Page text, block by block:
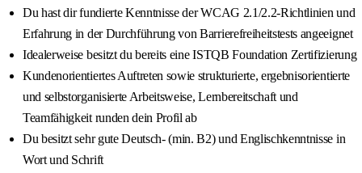
Du hast dir fundierte Kenntnisse der WCAG 2.1/2.2-Richtlinien und
Erfahrung in der Durchführung von Barrierefreiheitstests angeeignet
Idealerweise besitzt du bereits eine ISTQB Foundation Zertifizierung
Kundenorientiertes Auftreten sowie strukturierte, ergebnisorientierte
und selbstorganisierte Arbeitsweise, Lernbereitschaft und
Teamfähigkeit runden dein Profil ab
Du besitzt sehr gute Deutsch- (min. B2) und Englischkenntnisse in
Wort und Schrift